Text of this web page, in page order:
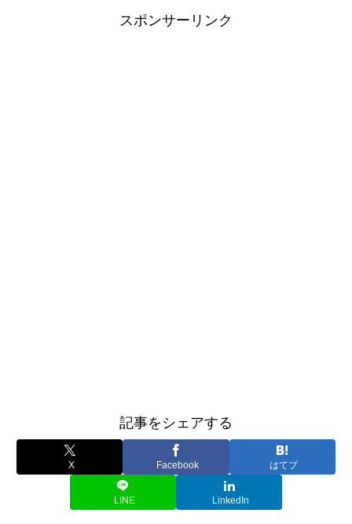
スポンサーリンク
記事をシェアする
X Facebook はてブ
LINE LinkedIn